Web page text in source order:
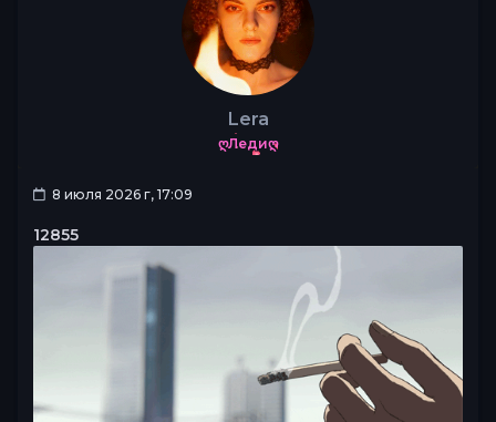
Lera
ღЛедиღ
8 июля 2026 г, 17:09
12855